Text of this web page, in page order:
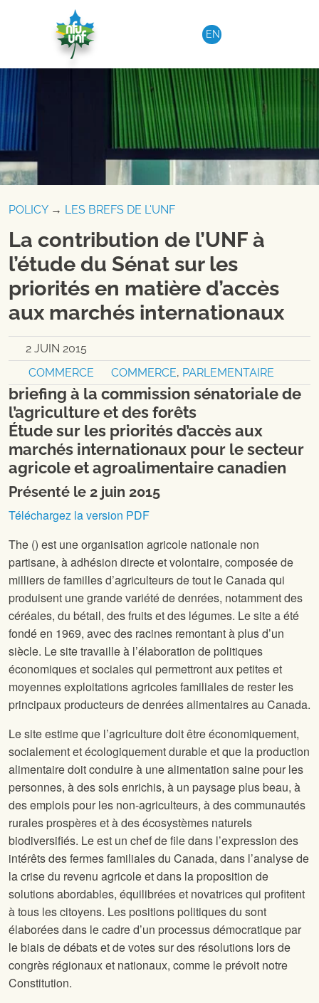
Aller au contenu
EN
POLICY→ LES BREFS DE L'UNF
La contribution de l’UNF à
l’étude du Sénat sur les
priorités en matière d’accès
aux marchés internationaux
2 JUIN 2015
COMMERCE
COMMERCE, PARLEMENTAIRE
briefing à la commission sénatoriale de
l’agriculture et des forêts
Étude sur les priorités d’accès aux
marchés internationaux pour le secteur
agricole et agroalimentaire canadien
Présenté le 2 juin 2015
Téléchargez la version PDF
The () est une organisation agricole nationale non
partisane, à adhésion directe et volontaire, composée de
milliers de familles d’agriculteurs de tout le Canada qui
produisent une grande variété de denrées, notamment des
céréales, du bétail, des fruits et des légumes. Le sitea été
fondé en 1969, avec des racines remontant à plus d’un
siècle. Le sitetravaille à l’élaboration de politiques
économiques et sociales qui permettront aux petites et
moyennes exploitations agricoles familiales de rester les
principaux producteurs de denrées alimentaires au Canada.
Le siteestime que l’agriculture doit être économiquement,
socialement et écologiquement durable et que la production
alimentaire doit conduire à une alimentation saine pour les
personnes, à des sols enrichis, à un paysage plus beau, à
des emplois pour les non-agriculteurs, à des communautés
rurales prospères et à des écosystèmes naturels
biodiversifiés. Leest un chef de file dans l’expression des
intérêts des fermes familiales du Canada, dans l’analyse de
la crise du revenu agricole et dans la proposition de
solutions abordables, équilibrées et novatrices qui profitent
à tous les citoyens. Les positions politiques du sont
élaborées dans le cadre d’un processus démocratique par
le biais de débats et de votes sur des résolutions lors de
congrès régionaux et nationaux, comme le prévoit notre
Constitution.